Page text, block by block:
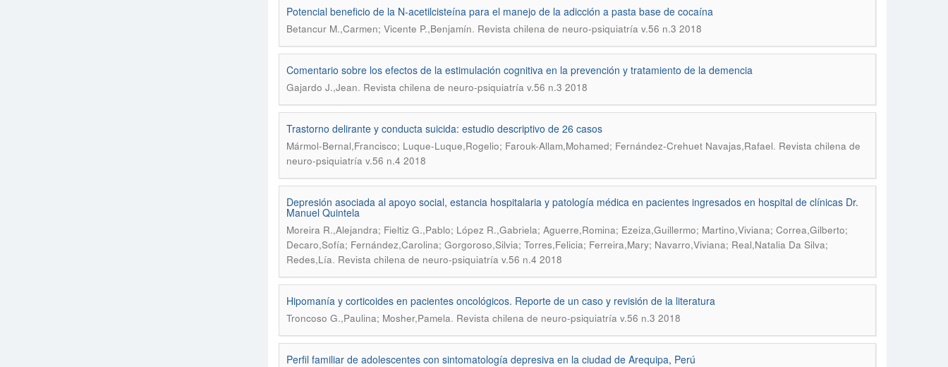
Potencial beneficio de la N-acetilcisteína para el manejo de la adicción a pasta base de cocaína
Betancur M.,Carmen; Vicente P.,Benjamín. Revista chilena de neuro-psiquiatría v.56 n.3 2018
Comentario sobre los efectos de la estimulación cognitiva en la prevención y tratamiento de la demencia
Gajardo J.,Jean. Revista chilena de neuro-psiquiatría v.56 n.3 2018
Trastorno delirante y conducta suicida: estudio descriptivo de 26 casos
Mármol-Bernal,Francisco; Luque-Luque,Rogelio; Farouk-Allam,Mohamed; Fernández-Crehuet Navajas,Rafael. Revista chilena de
neuro-psiquiatría v.56 n.4 2018
Depresión asociada al apoyo social, estancia hospitalaria y patología médica en pacientes ingresados en hospital de clínicas Dr.
Manuel Quintela
Moreira R.,Alejandra; Fieltiz G.,Pablo; López R.,Gabriela; Aguerre,Romina; Ezeiza,Guillermo; Martino,Viviana; Correa,Gilberto;
Decaro,Sofía; Fernández,Carolina; Gorgoroso,Silvia; Torres,Felicia; Ferreira,Mary; Navarro,Viviana; Real,Natalia Da Silva;
Redes,Lía. Revista chilena de neuro-psiquiatría v.56 n.4 2018
Hipomanía y corticoides en pacientes oncológicos. Reporte de un caso y revisión de la literatura
Troncoso G.,Paulina; Mosher,Pamela. Revista chilena de neuro-psiquiatría v.56 n.3 2018
Perfil familiar de adolescentes con sintomatología depresiva en la ciudad de Arequipa, Perú